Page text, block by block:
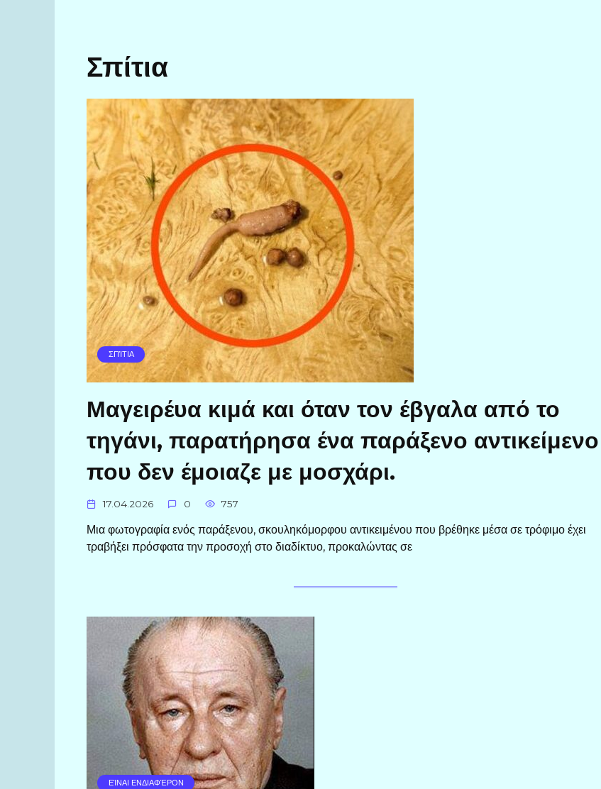
Σπίτια
ΣΠΊΤΙΑ
Μαγειρέυα κιμά και όταν τον έβγαλα από το
τηγάνι, παρατήρησα ένα παράξενο αντικείμενο
που δεν έμοιαζε με μοσχάρι.
17.04.2026 0 757
Μια φωτογραφία ενός παράξενου, σκουληκόμορφου αντικειμένου που βρέθηκε μέσα σε τρόφιμο έχει
τραβήξει πρόσφατα την προσοχή στο διαδίκτυο, προκαλώντας σε
ΕΊΝΑΙ ΕΝΔΙΑΦΈΡΟΝ